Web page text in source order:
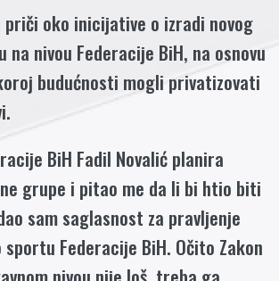
oko inicijative o izradi novog
na nivou Federacije BiH, na osnovu
budućnosti mogli privatizovati
BiH Fadil Novalić planira
grupe i pitao me da li bi htio biti
sam saglasnost za pravljenje
sportu Federacije BiH. Očito Zakon